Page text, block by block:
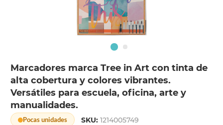
Marcadores marca Tree in Art con tinta de
alta cobertura y colores vibrantes.
Versátiles para escuela, oficina, arte y
manualidades.
Pocas unidades SKU:1214005749